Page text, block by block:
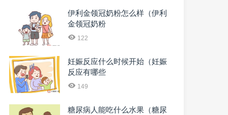
伊利金领冠奶粉怎么样（伊利
金领冠奶粉
122
妊娠反应什么时候开始（妊娠
反应有哪些
149
糖尿病人能吃什么水果（糖尿